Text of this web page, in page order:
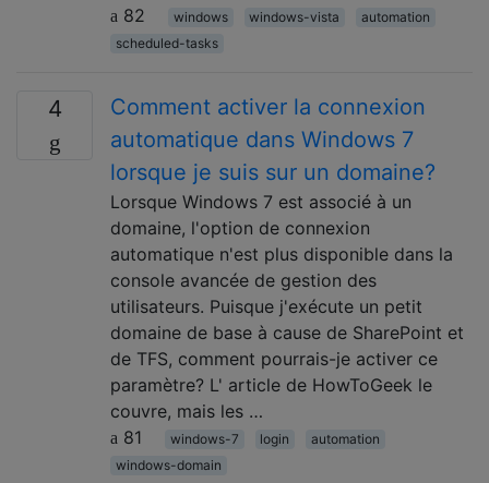
82
windows windows-vista
automation
scheduled-tasks
4
Comment activer la connexion
automatique dans Windows 7
lorsque je suis sur un domaine?
Lorsque Windows 7 est associé à un
domaine, l'option de connexion
automatique n'est plus disponible dans la
console avancée de gestion des
utilisateurs. Puisque j'exécute un petit
domaine de base à cause de SharePoint et
de TFS, comment pourrais-je activer ce
paramètre? L' article de HowToGeek le
couvre, mais les …
81
windows-7 login
automation
windows-domain